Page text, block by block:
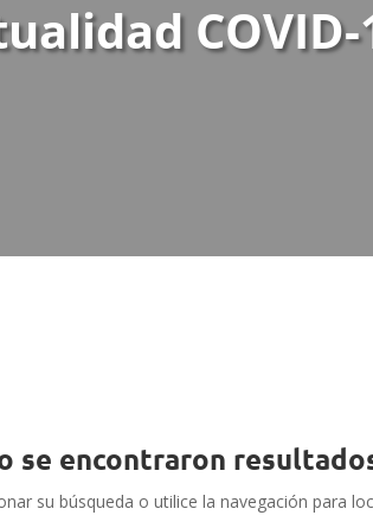
COVID-
se encontraron
su búsqueda o utilice la navegación para